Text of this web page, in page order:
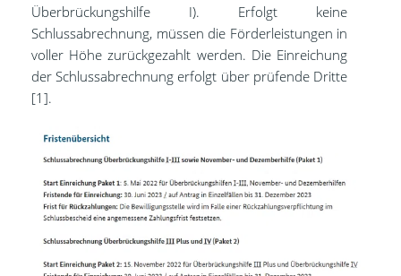
Überbrückungshilfe I). Erfolgt keine
Schlussabrechnung, müssen die Förderleistungen in
voller Höhe zurückgezahlt werden. Die Einreichung
der Schlussabrechnung erfolgt über prüfende Dritte
[1].